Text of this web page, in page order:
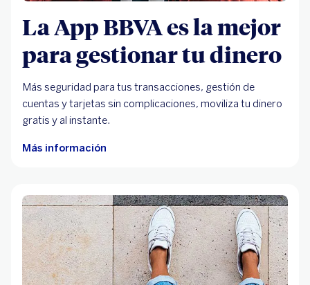
La App BBVA es la mejor
para gestionar tu dinero
Más seguridad para tus transacciones, gestión de
cuentas y tarjetas sin complicaciones, moviliza tu dinero
gratis y al instante.
Más información